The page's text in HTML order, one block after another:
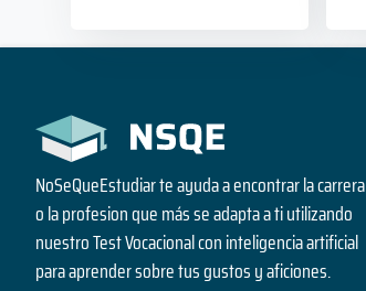
NoSeQueEstudiar te ayuda a encontrar la carrera
o la profesion que más se adapta a ti utilizando
nuestro Test Vocacional con inteligencia artificial
para aprender sobre tus gustos y aficiones.